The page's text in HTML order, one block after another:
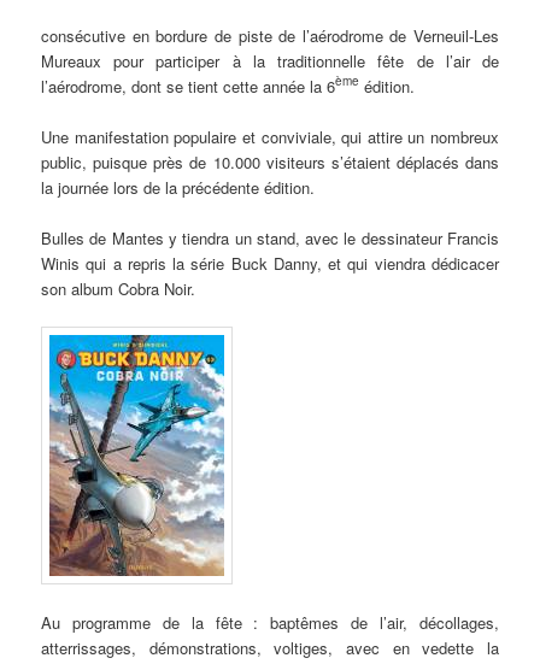
consécutive en bordure de piste de l’aérodrome de Verneuil-Les
Mureaux pour participer à la traditionnelle fête de l’air de
l’aérodrome, dont se tient cette année la 6ème édition.
Une manifestation populaire et conviviale, qui attire un nombreux
public, puisque près de 10.000 visiteurs s’étaient déplacés dans
la journée lors de la précédente édition.
Bulles de Mantes y tiendra un stand, avec le dessinateur Francis
Winis qui a repris la série Buck Danny, et qui viendra dédicacer
son album Cobra Noir.
Au programme de la fête : baptêmes de l’air, décollages,
atterrissages, démonstrations, voltiges, avec en vedette la